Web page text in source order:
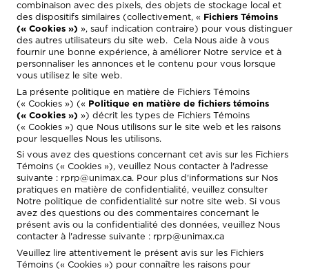
combinaison avec des pixels, des objets de stockage local et
des dispositifs similaires (collectivement, «
Fichiers Témoins
(« Cookies ») », sauf indication contraire) pour vous distinguer
des autres utilisateurs du site web. Cela Nous aide à vous
fournir une bonne expérience, à améliorer Notre service et à
personnaliser les annonces et le contenu pour vous lorsque
vous utilisez le site web.
La présente politique en matière de Fichiers Témoins
(« Cookies ») («
Politique en matière de fichiers témoins
(« Cookies ») ») décrit les types de Fichiers Témoins
(« Cookies ») que Nous utilisons sur le site web et les raisons
pour lesquelles Nous les utilisons.
Si vous avez des questions concernant cet avis sur les Fichiers
Témoins (« Cookies »), veuillez Nous contacter à l'adresse
suivante : rprp@unimax.ca. Pour plus d'informations sur Nos
pratiques en matière de confidentialité, veuillez consulter
Notre politique de confidentialité sur notre site web. Si vous
avez des questions ou des commentaires concernant le
présent avis ou la confidentialité des données, veuillez Nous
contacter à l'adresse suivante : rprp@unimax.ca
Veuillez lire attentivement le présent avis sur les Fichiers
Témoins (« Cookies ») pour connaître les raisons pour